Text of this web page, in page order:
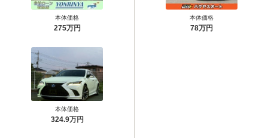
本体価格
275万円
本体価格
324.9万円
本体価格
78万円